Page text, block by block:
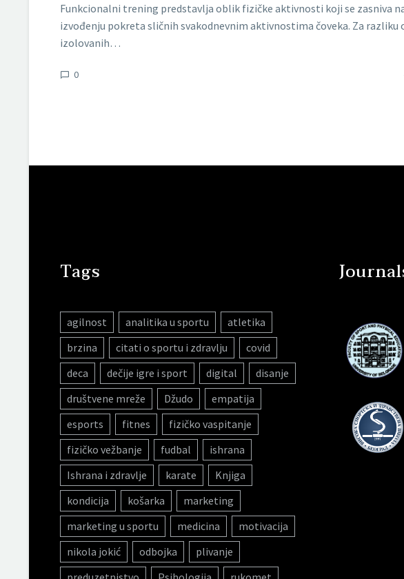
Funkcionalni trening predstavlja oblik fizičke aktivnosti koji se zasniva
izvođenju pokreta sličnih svakodnevnim aktivnostima čoveka. Za razliku
izolovanih…
0
Tags
agilnost analitika u sportu
atletika
brzina
citati o sportu i zdravlju
covid
deca
dečije igre i sport digital
disanje
društvene mreže
Džudo
empatija
esports
fitnes
fizičko vaspitanje
fizičko vežbanje
fudbal
ishrana
Ishrana i zdravlje
karate
Knjiga
kondicija
košarka
marketing
marketing u sportu
medicina
motivacija
nikola jokić
odbojka
plivanje